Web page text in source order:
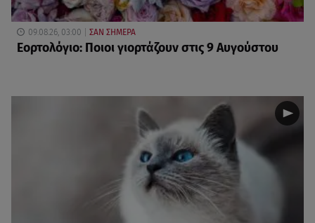
09.08.26, 03:00 ΣΑΝ ΣΗΜΕΡΑ
Εορτολόγιο: Ποιοι γιορτάζουν στις 9 Αυγούστου